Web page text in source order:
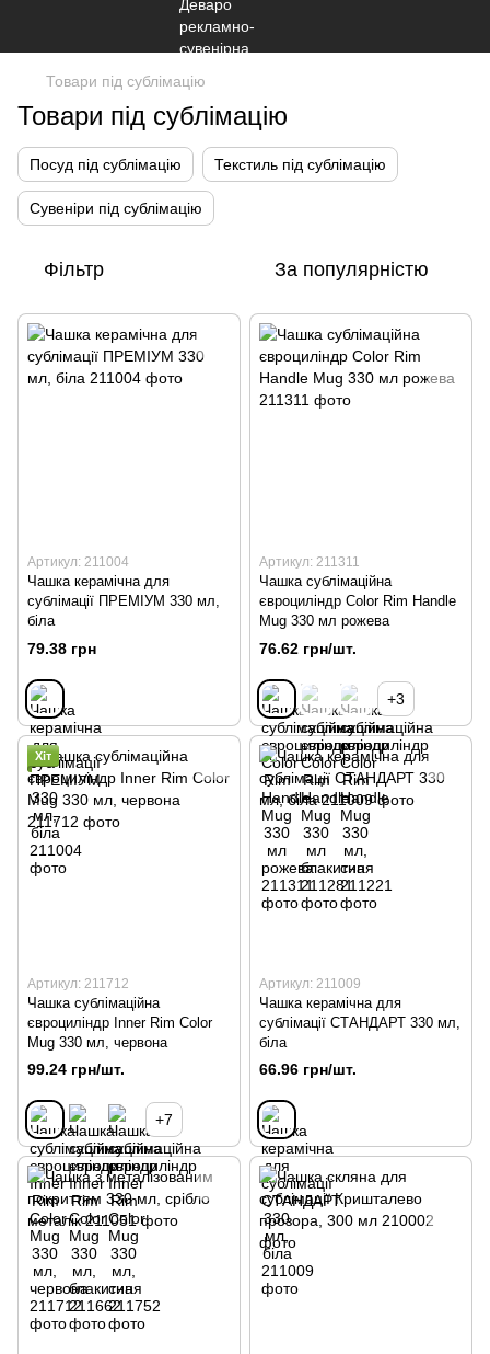
Товари під сублімацію
Товари під сублімацію
Посуд під сублімацію Текстиль під сублімацію
Сувеніри під сублімацію
Фільтр За популярністю
Артикул: 211004
Чашка керамічна для
сублімації ПРЕМІУМ 330 мл,
біла
79.38 грн
Артикул: 211311
Чашка сублімаційна
євроциліндр Color Rim Handle
Mug 330 мл рожева
76.62 грн/шт.
+3
Хіт
Артикул: 211712
Чашка сублімаційна
євроциліндр Inner Rim Color
Mug 330 мл, червона
99.24 грн/шт.
+7
Артикул: 211009
Чашка керамічна для
сублімації СТАНДАРТ 330 мл,
біла
66.96 грн/шт.